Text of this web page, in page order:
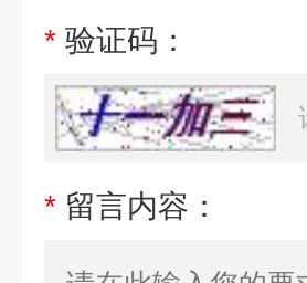
* 验证码：
* 留言内容：